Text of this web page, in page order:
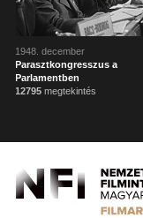
1948. december
Parasztkongresszus a
Parlamentben
12795 megtekintés